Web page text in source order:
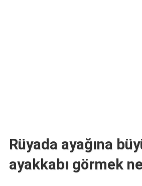
Rüyada ayağına
ayakkabı görmek